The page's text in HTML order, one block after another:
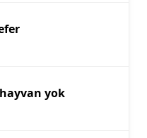
yok